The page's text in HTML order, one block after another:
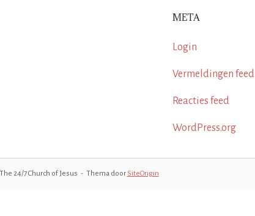
META
Login
Vermeldingen feed
Reacties feed
WordPress.org
24/7 Church of Jesus Thema door SiteOrigin